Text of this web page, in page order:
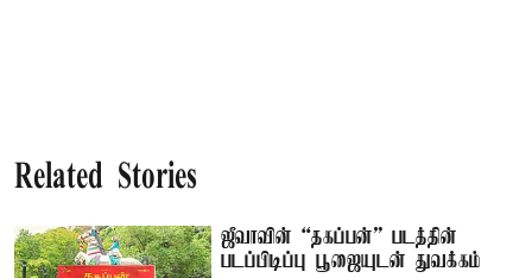
Related Stories
ஜீவாவின் “தகப்பன்” படத்தின்
படப்பிடிப்பு பூஜையுடன் துவக்கம்